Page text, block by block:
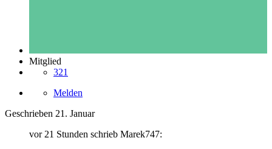
Mitglied
321
Melden
Geschrieben 21. Januar
vor 21 Stunden schrieb Marek747: